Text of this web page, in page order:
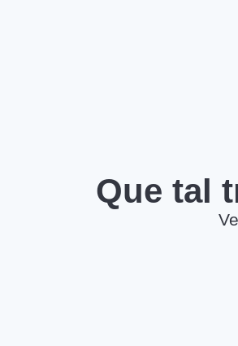
Que tal